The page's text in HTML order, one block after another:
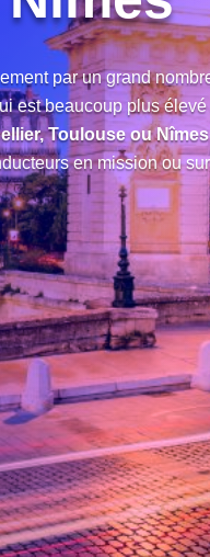
par un grand
est beaucoup plus
Toulouse ou Nîmes
en mission ou